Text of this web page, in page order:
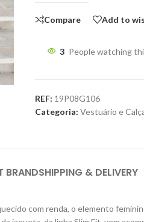
Compare Add to
3 People watching
REF: 19P08G106
Categoria: Vestuário e
BRANDSHIPPING & DELIVERY
com renda, o elemento